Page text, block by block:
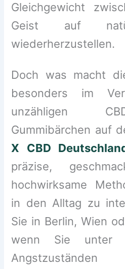
Gleichgewicht
Geist auf
wiederherzustellen.
Doch was macht
besonders im
unzähligen
Gummibärchen auf
X CBD
präzise,
hochwirksame
in den Alltag zu
Sie in Berlin, Wien
wenn Sie unter